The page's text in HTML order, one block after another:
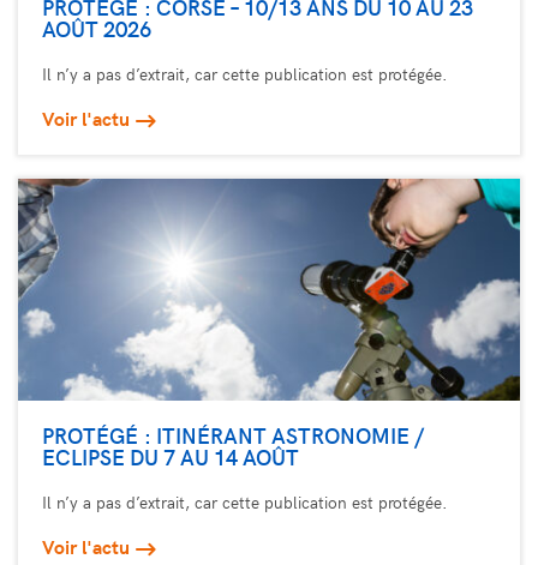
PROTÉGÉ : CORSE – 10/13 ANS DU 10 AU 23
AOÛT 2026
Il n’y a pas d’extrait, car cette publication est protégée.
Voir l'actu
PROTÉGÉ : ITINÉRANT ASTRONOMIE /
ECLIPSE DU 7 AU 14 AOÛT
Il n’y a pas d’extrait, car cette publication est protégée.
Voir l'actu